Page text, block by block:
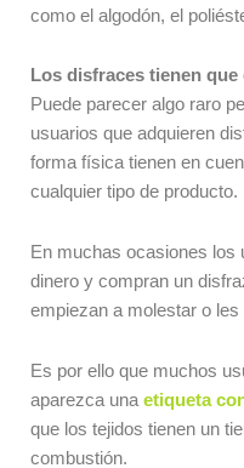
como el algodón, el
Los disfraces tienen
Puede parecer algo raro
usuarios que adquieren
forma física tienen en
cualquier tipo de producto.
En muchas ocasiones los
dinero y compran un
empiezan a molestar o
Es por ello que muchos
aparezca una etiqueta
que los tejidos tienen un
combustión.